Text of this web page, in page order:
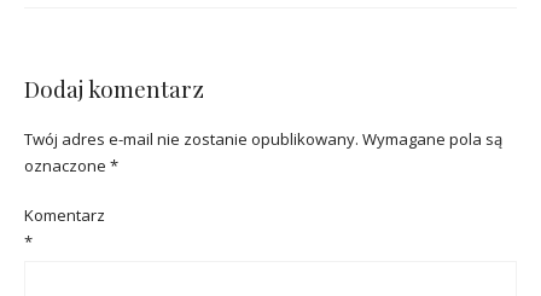
Dodaj komentarz
Twój adres e-mail nie zostanie opublikowany. Wymagane pola są
oznaczone *
Komentarz
*